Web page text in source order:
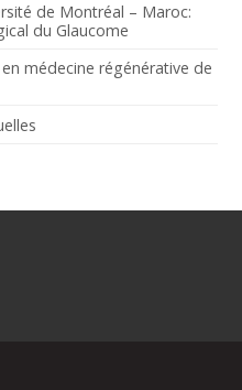
de Montréal – Maroc:
du Glaucome
médecine régénérative de